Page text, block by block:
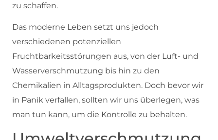
zu schaffen.
Das moderne Leben setzt uns jedoch
verschiedenen potenziellen
Fruchtbarkeitsstörungen aus, von der Luft- und
Wasserverschmutzung bis hin zu den
Chemikalien in Alltagsprodukten. Doch bevor wir
in Panik verfallen, sollten wir uns überlegen, was
man tun kann, um die Kontrolle zu behalten.